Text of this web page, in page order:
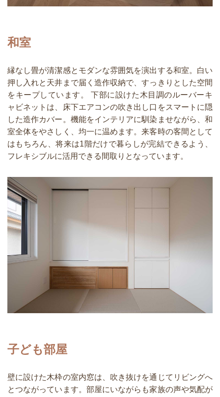
和室
縁なし畳が清潔感とモダンな雰囲気を演出する和室。白い
押し入れと天井まで届く造作収納で、すっきりとした空間
をキープしています。 下部に設けた木目調のルーバーキ
ャビネットは、床下エアコンの吹き出し口をスマートに隠
した造作カバー。機能をインテリアに馴染ませながら、和
室全体をやさしく、均一に温めます。来客時の客間として
はもちろん、将来は1階だけで暮らしが完結できるよう、
フレキシブルに活用できる間取りとなっています。
子ども部屋
壁に設けた木枠の室内窓は、吹き抜けを通じてリビングへ
とつながっています。部屋にいながらも家族の声や気配が